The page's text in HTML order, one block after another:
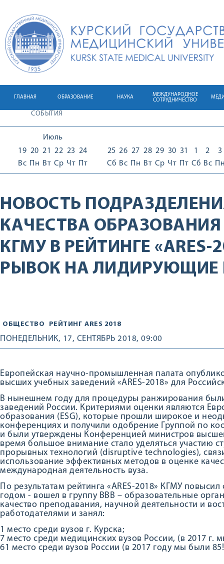
ГЛАВНАЯ ОБРАЗОВАНИЕ НАУКА
МЕЖДУНАРОДНОЕ
СОТРУДНИЧЕСТВО
СОБЫТИЯ
Июль
19
Вс
20
Пн
21
Вт
22
Ср
23
Чт
24
Пт
25
Сб
26
Вс
27
Пн
28
Вт
29
Ср
30
Чт
31
Пт
1
Сб
2
Вс
3
НОВОСТЬ
КАЧЕСТВА ОБРАЗОВАНИЯ
КГМУ В РЕЙТИНГЕ
РЫВОК НА ЛИДИРУЮЩИЕ
ОБЩЕСТВО РЕЙТИНГ ARES 2018
ПОНЕДЕЛЬНИК, 17, СЕНТЯБРЬ 2018, 09:00
Европейская научно-промышленная палата
высших учебных заведений «ARES-2018» для
В нынешнем году для процедуры ранжирования
заведений России. Критериями оценки являются
образования (ESG), которые прошли широкое и
конференциях и получили одобрение Группой по
и были утверждены Конференцией министров
время большое внимание стало уделяться участию
прорывных технологий (disruptive technologies),
использование эффективных методов в оценке
международная деятельность вуза.
По результатам рейтинга «ARES-2018» КГМУ
годом - вошел в группу ВВВ – образовательные
качество преподавания, научной деятельности и
работодателями и занял:
1 место среди вузов г. Курска;
7 место среди медицинских вузов России, (в 2017 г.
61 место среди вузов России (в 2017 году мы были